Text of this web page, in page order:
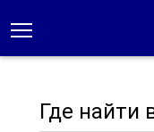
Где найти